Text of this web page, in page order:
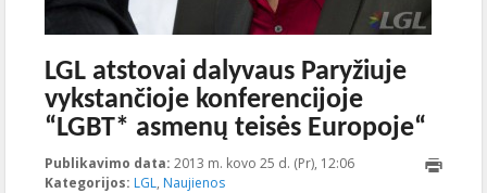
LGL atstovai dalyvaus Paryžiuje
vykstančioje konferencijoje
“LGBT* asmenų teisės Europoje“
Publikavimo data: 2013 m. kovo 25 d. (Pr), 12:06
Kategorijos: LGL, Naujienos